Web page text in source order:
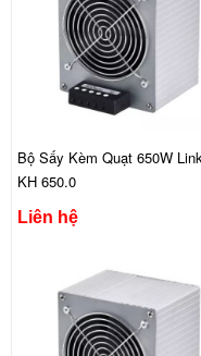
Bộ Sấy Kèm Quạt 650W
KH 650.0
Liên hệ